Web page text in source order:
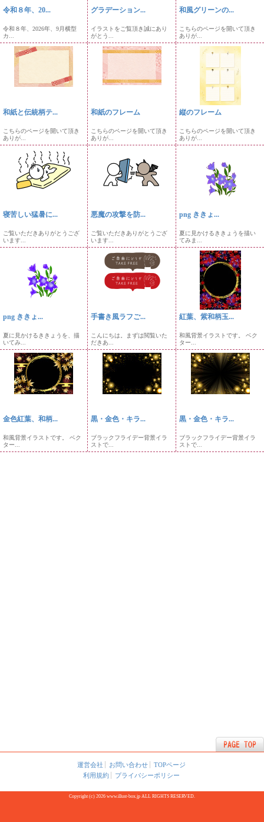
令和８年、20...
令和８年、2026年、9月横型
カ...
グラデーション...
イラストをご覧頂き誠にあり
がとう...
和風グリーンの...
こちらのページを開いて頂き
ありが...
和紙と伝統柄テ...
こちらのページを開いて頂き
ありが...
和紙のフレーム
こちらのページを開いて頂き
ありが...
縦のフレーム
こちらのページを開いて頂き
ありが...
寝苦しい猛暑に...
ご覧いただきありがとうござ
います...
悪魔の攻撃を防...
ご覧いただきありがとうござ
います...
png ききょ...
夏に見かけるききょうを描い
てみま...
png ききょ...
夏に見かけるききょうを、描
いてみ...
手書き風ラフご...
こんにちは。まずは閲覧いた
だきあ...
紅葉、紫和柄玉...
和風背景イラストです。 ベク
ター...
金色紅葉、和柄...
和風背景イラストです。 ベク
ター...
黒・金色・キラ...
ブラックフライデー背景イラ
ストで...
黒・金色・キラ...
ブラックフライデー背景イラ
ストで...
運営会社 お問い合わせ
TOPページ
利用規約
プライバシーポリシー
Copyright (c) 2026 www.illust-box.jp ALL RIGHTS RESERVED.